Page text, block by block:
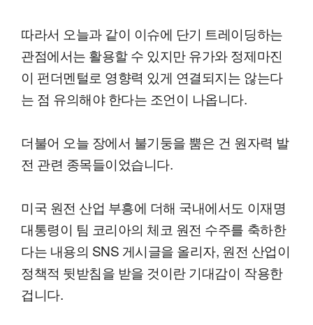
따라서 오늘과 같이 이슈에 단기 트레이딩하는
관점에서는 활용할 수 있지만 유가와 정제마진
이 펀더멘털로 영향력 있게 연결되지는 않는다
는 점 유의해야 한다는 조언이 나옵니다.
더불어 오늘 장에서 불기둥을 뿜은 건 원자력 발
전 관련 종목들이었습니다.
미국 원전 산업 부흥에 더해 국내에서도 이재명
대통령이 팀 코리아의 체코 원전 수주를 축하한
다는 내용의 SNS 게시글을 올리자, 원전 산업이
정책적 뒷받침을 받을 것이란 기대감이 작용한
겁니다.